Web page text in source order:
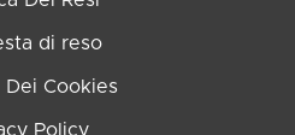
di reso
Dei Cookies
Policy